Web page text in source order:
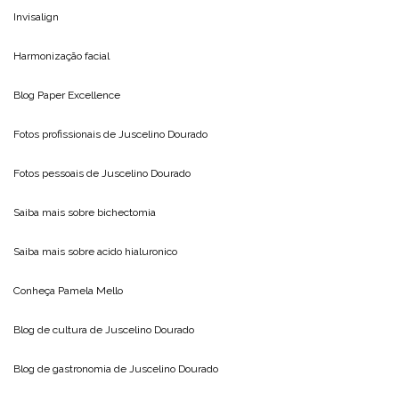
Invisalign
Harmonização facial
Blog Paper Excellence
Fotos profissionais de Juscelino Dourado
Fotos pessoais de Juscelino Dourado
Saiba mais sobre bichectomia
Saiba mais sobre acido hialuronico
Conheça Pamela Mello
Blog de cultura de Juscelino Dourado
Blog de gastronomia de Juscelino Dourado